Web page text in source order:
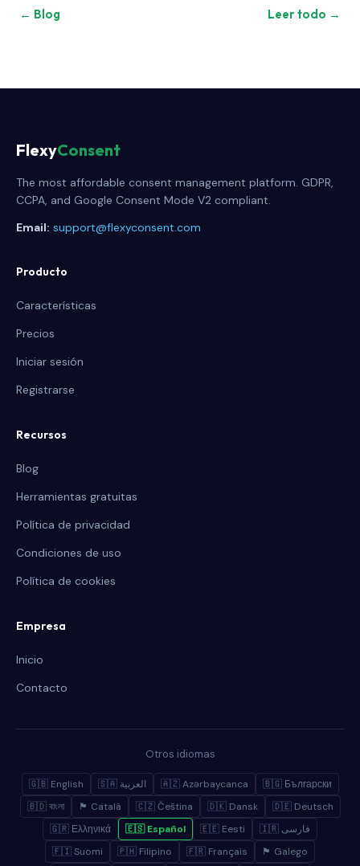
← Blog Leer todo →
FlexyConsent
The most affordable consent management platform. GDPR,
CCPA, and Google Consent Mode V2 compliant.
Email: support@flexyconsent.com
Producto
Características
Precios
Iniciar sesión
Registrarse
Recursos
Blog
Herramientas gratuitas
Política de privacidad
Condiciones de uso
Política de cookies
Empresa
Inicio
Contacto
Otros idiomas
🇬🇧 English 🇸🇦 العربية 🇦🇿 Azərbaycanca
🇧🇬 Български
🇧🇩 বাংলা
🏴 Català 🇨🇿 Čeština 🇩🇰 Dansk
🇩🇪 Deutsch
🇬🇷 Ελληνικά
🇪🇸 Español 🇪🇪 Eesti
🇮🇷 فارسی
🇫🇮 Suomi
🇵🇭 Filipino 🇫🇷 Français 🏴 Galego